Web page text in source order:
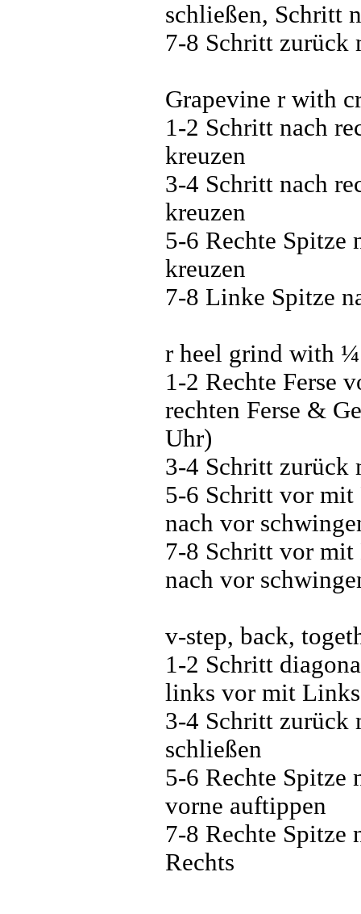
schließen, Schritt
7-8 Schritt zurück
Grapevine r with
1-2 Schritt nach
kreuzen
3-4 Schritt nach
kreuzen
5-6 Rechte Spitze
kreuzen
7-8 Linke Spitze
r heel grind with
1-2 Rechte Ferse
rechten Ferse &
Uhr)
3-4 Schritt zurück
5-6 Schritt vor mit
nach vor
7-8 Schritt vor
nach vor
v-step, back,
1-2 Schritt
links vor mit Links
3-4 Schritt zurück
schließen
5-6 Rechte Spitze
vorne auftippen
7-8 Rechte Spitze
Rechts